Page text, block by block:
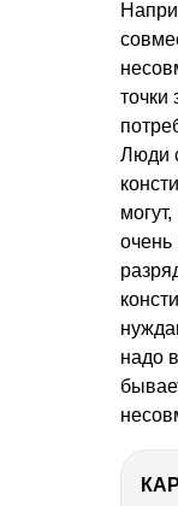
точки
Люди
очень
надо